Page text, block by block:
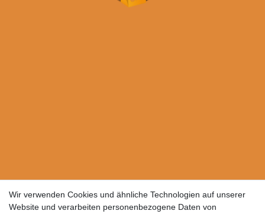
Wir verwenden Cookies und ähnliche Technologien auf unserer
Website und verarbeiten personenbezogene Daten von